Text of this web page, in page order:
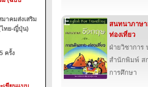
าคมส่งเสริม
ไทย-ญี่ปุ่น)
ครั้ง
สนทนาภาษา
ท่องเที่ยว
ฝ่ายวิชาการ
สำนักพิมพ์ ส
การศึกษา